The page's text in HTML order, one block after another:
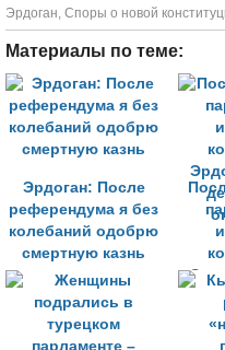
Эрдоган, Споры о новой
Материалы по теме:
Эрдоган: После
референдума я без
колебаний одобрю
смертную казнь